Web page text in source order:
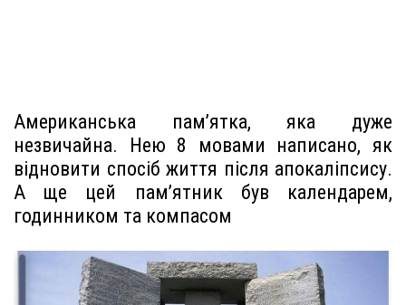
Американська пам’ятка, яка дуже
незвичайна. Нею 8 мовами написано, як
відновити спосіб життя після апокаліпсису.
А ще цей пам’ятник був календарем,
годинником та компасом